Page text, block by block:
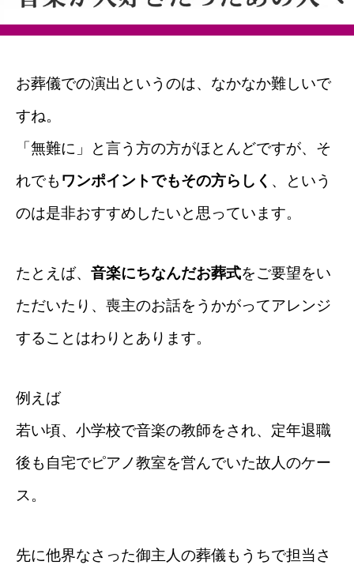
お葬儀での演出というのは、なかなか難しいで
すね。
「無難に」と言う方の方がほとんどですが、そ
れでも ワンポイントでもその方らしく 、という
のは是非おすすめしたいと思っています。
たとえば、 音楽にちなんだお葬式をご要望をい
ただいたり、 喪主のお話をうかがってアレンジ
することはわりとあります。
例えば
若い頃、小学校で音楽の教師をされ、 定年退職
後も自宅でピアノ教室を営んでいた故人のケー
ス。
先に他界なさった御主人の葬儀もうちで担当さ